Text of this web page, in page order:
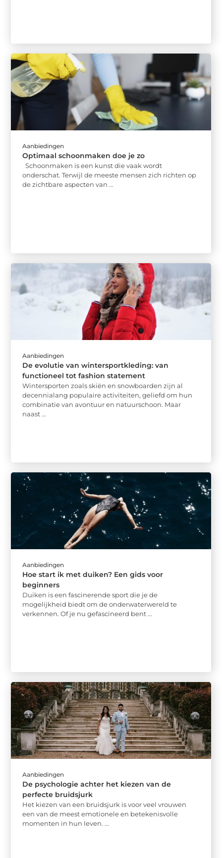
Aanbiedingen
Optimaal schoonmaken doe je zo
Schoonmaken is een kunst die vaak wordt
onderschat. Terwijl de meeste mensen zich richten op
de zichtbare aspecten van ...
Aanbiedingen
De evolutie van wintersportkleding: van
functioneel tot fashion statement
Wintersporten zoals skiën en snowboarden zijn al
decennialang populaire activiteiten, geliefd om hun
combinatie van avontuur en natuurschoon. Maar
naast ...
Aanbiedingen
Hoe start ik met duiken? Een gids voor
beginners
Duiken is een fascinerende sport die je de
mogelijkheid biedt om de onderwaterwereld te
verkennen. Of je nu gefascineerd bent ...
Aanbiedingen
De psychologie achter het kiezen van de
perfecte bruidsjurk
Het kiezen van een bruidsjurk is voor veel vrouwen
een van de meest emotionele en betekenisvolle
momenten in hun leven. ...